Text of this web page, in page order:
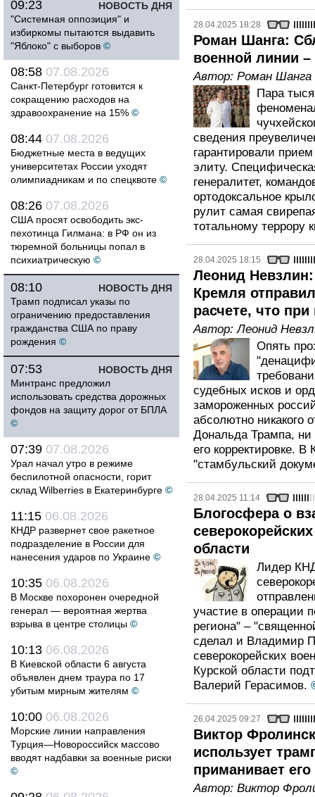
НОВОСТЬ ДНЯ
09:23
"Системная оппозиция" и
избиркомы пытаются выдавить
"Яблоко" с выборов ©
08:58 07.08.2026
Санкт-Петербург готовится к
сокращению расходов на
здравоохранение на 15% ©
08:44 07.08.2026
Бюджетные места в ведущих
университетах России уходят
олимпиадникам и по спецквоте ©
08:26 07.08.2026
США просят освободить экс-
пехотинца Гилмана: в РФ он из
тюремной больницы попал в
психиатрическую ©
НОВОСТЬ ДНЯ
08:10
Трамп подписал указы по
ограничению предоставления
гражданства США по праву
рождения ©
НОВОСТЬ ДНЯ
07:53
Минтранс предложил
использовать средства дорожных
фондов на защиту дорог от БПЛА
©
07:39 07.08.2026
Урал начал утро в режиме
беспилотной опасности, горит
склад Wilberries в Екатеринбурге ©
11:15 06.08.2026
КНДР развернет свое ракетное
подразделение в России для
нанесения ударов по Украине ©
10:35 06.08.2026
В Москве похоронен очередной
генерал — вероятная жертва
взрыва в центре столицы ©
10:13 06.08.2026
В Киевской области 6 августа
объявлен днем траура по 17
убитым мирным жителям ©
10:00 06.08.2026
Морские линии направления
Турция—Новороссийск массово
вводят надбавки за военные риски
©
28.04.2025 18:28
Роман Шанга:
военной линии –
Автор: Роман Шанга
Пара
сведения
гарантировали
элиту.
генералитет,
ортодоксальное
рулит самая
тотальному террору
28.04.2025 18:15
Леонид
Кремля
расчете, что
Автор:Леонид
Опять
судебных исков и
замороженных
абсолютно никакого
Дональда Трампа,
его корректировке.
"стамбульский
28.04.2025 11:14
Блогосфера о
области
Лидер
участие в операции
региона" –
сделал и Владимир
северокорейских
Курской области
Валерий Герасимов.
26.04.2025 09:27
Виктор
использует
приманивает
Автор: Виктор